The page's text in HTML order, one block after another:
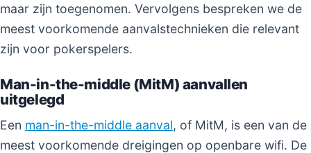
maar zijn toegenomen. Vervolgens bespreken we de
meest voorkomende aanvalstechnieken die relevant
zijn voor pokerspelers.
Man-in-the-middle (MitM) aanvallen
uitgelegd
Een man-in-the-middle aanval, of MitM, is een van de
meest voorkomende dreigingen op openbare wifi. De